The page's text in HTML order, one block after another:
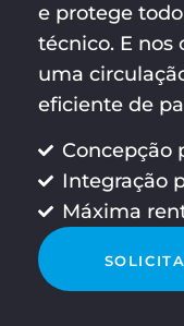
e protege
técnico. E nos
uma
eficiente de
Concepção
Integração
Máxima